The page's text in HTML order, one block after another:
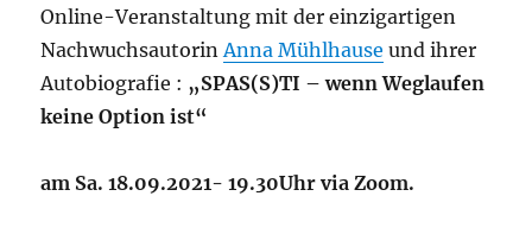
Online-Veranstaltung mit der einzigartigen
Nachwuchsautorin Anna Mühlhause und ihrer
Autobiografie : „SPAS(S)TI – wenn Weglaufen
keine Option ist“
am Sa. 18.09.2021- 19.30Uhr via Zoom.